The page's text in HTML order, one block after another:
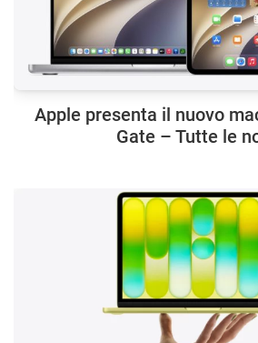
Apple presenta il nuovo
Gate – Tutte le